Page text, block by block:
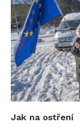
Jak na ostření